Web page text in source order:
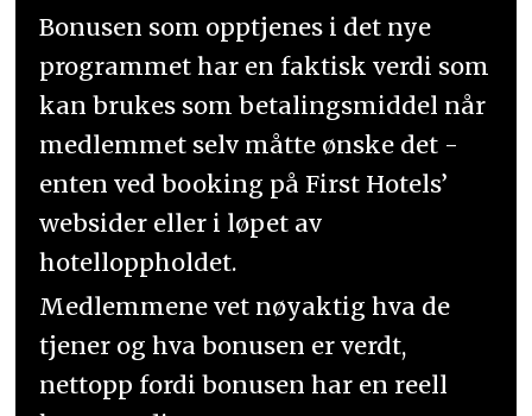
Bonusen som opptjenes i det nye
programmet har en faktisk verdi som
kan brukes som betalingsmiddel når
medlemmet selv måtte ønske det -
enten ved booking på First Hotels’
websider eller i løpet av
hotelloppholdet.
Medlemmene vet nøyaktig hva de
tjener og hva bonusen er verdt,
nettopp fordi bonusen har en reell